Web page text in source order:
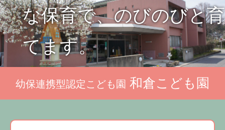
な保育で、のびのびと育
てます。
幼保連携型認定こども園 和倉こども園